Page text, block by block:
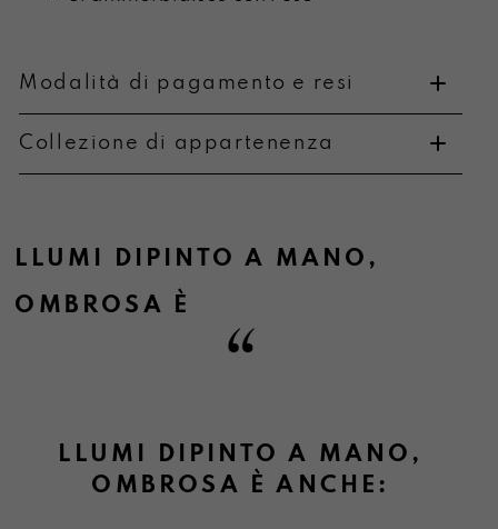
Modalità di pagamento e resi
Informazioni sulla consegna
Informazioni su cambi e resi
Collezione di appartenenza
LLUMI DIPINTO A MANO ,
OMBROSA
È
LLUMI DIPINTO A MANO,
OMBROSA È ANCHE: